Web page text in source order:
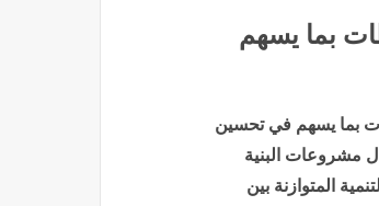
بما يسهم
بما يسهم في تحسين
مشروعات البنية
المتوازنة بين